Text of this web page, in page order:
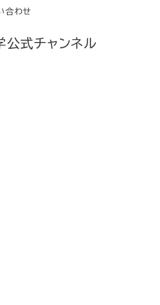
合わせ
式チャンネル